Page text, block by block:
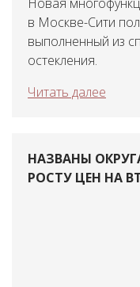
в Москве-Сити
выполненный из
остекления.
Читать далее
НАЗВАНЫ
РОСТУ ЦЕН НА